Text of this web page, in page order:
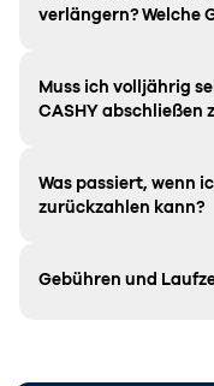
verlängern? Welche
Muss ich volljährig
CASHY abschließen
Was passiert, wenn
zurückzahlen kann?
Gebühren und